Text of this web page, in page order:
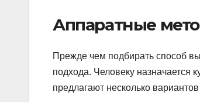
Аппаратные
Прежде чем подбирать способ
подхода. Человеку назначается
предлагают несколько